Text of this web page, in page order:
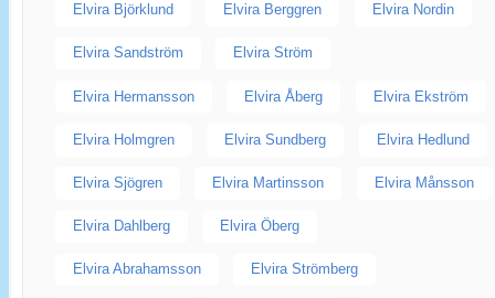
Elvira Björklund Elvira Berggren Elvira Nordin
Elvira Sandström Elvira Ström
Elvira Hermansson Elvira Åberg Elvira Ekström
Elvira Holmgren Elvira Sundberg Elvira Hedlund
Elvira Sjögren Elvira Martinsson Elvira Månsson
Elvira Dahlberg Elvira Öberg
Elvira Abrahamsson Elvira Strömberg